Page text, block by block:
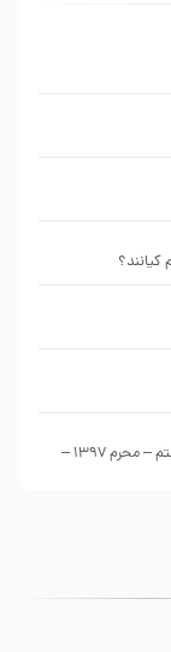
من غلام نوکراتم من عاشق کربلاتم – شور زمینه – شب هفتم – محرم 1397 –